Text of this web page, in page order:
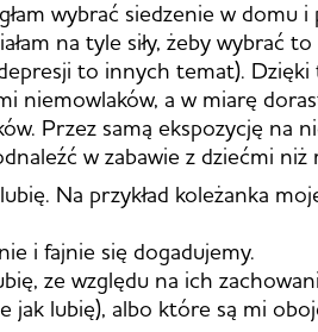
wybrać siedzenie w domu
na tyle siły, żeby wybrać
to innych temat). Dzięki
niemowlaków, a w miarę
Przez samą ekspozycję na
w zabawie z dziećmi
Na przykład koleżanka
i fajnie się dogadujemy.
ze względu na ich
jak lubię), albo które są mi